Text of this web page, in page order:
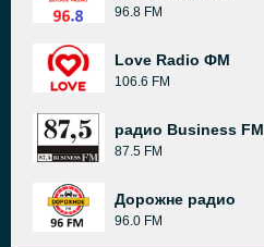
96.8 FM
Love Radio ФМ
106.6 FM
радио Business FM
87.5 FM
Дорожне радио
96.0 FM